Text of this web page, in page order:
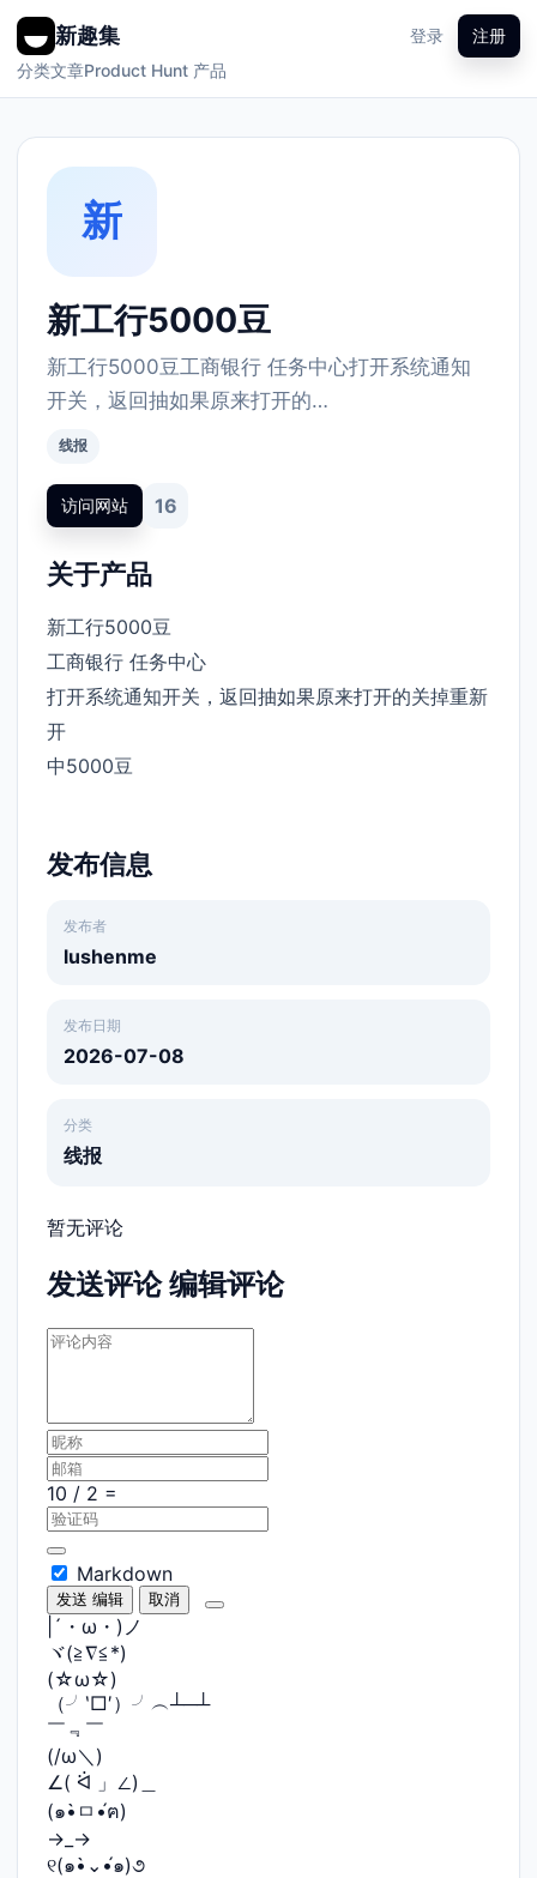
新趣集
分类文章Product Hunt 产品
登录 注册
新
新工行5000豆
新工行5000豆工商银行 任务中心打开系统通知
开关，返回抽如果原来打开的…
线报
访问网站 16
关于产品
新工行5000豆
工商银行 任务中心
打开系统通知开关，返回抽如果原来打开的关掉重新
开
中5000豆
发布信息
发布者
lushenme
发布日期
2026-07-08
分类
线报
暂无评论
发送评论 编辑评论
Markdown
发送 编辑 取消
|´・ω・)ノ
ヾ(≧∇≦*)ゝ
(☆ω☆)
（╯‵□′）╯︵┴─┴
￣﹃￣
(/ω＼)
∠( ᐛ 」∠)＿
(๑•̀ㅁ•́ฅ)
→_→
୧(๑•̀⌄•́๑)૭